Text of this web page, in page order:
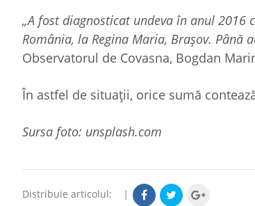
„A fost diagnosticat undeva în anul
România, la Regina Maria, Brașov. Până
Observatorul de Covasna, Bogdan
În astfel de situații, orice sumă
Sursa foto: unsplash.com
Distribuie articolul: |